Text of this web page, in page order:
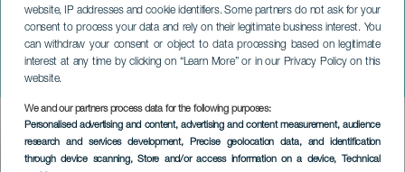
website, IP addresses and cookie identifiers. Some partners do not ask for your
consent to process your data and rely on their legitimate business interest. You
can withdraw your consent or object to data processing based on legitimate
interest at any time by clicking on “Learn More” or in our Privacy Policy on this
website.
We and our partners process data for the following purposes:
Personalised advertising and content, advertising and content measurement, audience
research and services development, Precise geolocation data, and identification
through device scanning, Store and/or access information on a device, Technical
Falla Ensemble
LANZAROTE
Imagen
Listado